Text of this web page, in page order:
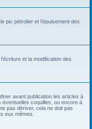
pic pétrolier et l'épuisement des
et la modification des
avant publication les articles à
coquilles, ou encore à
pas dériver, cela ne doit pas
eux mêmes.